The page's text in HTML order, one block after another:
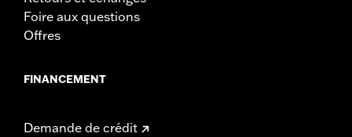
Foire aux questions
Offres
FINANCEMENT
Demande de crédit